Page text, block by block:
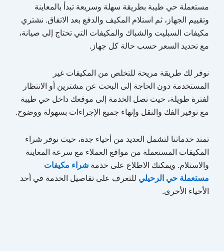
مستعملة حي طيبة بطريقة سهلة وسريعة تبدأ بالمعاينة
وتقييم الجهاز، ثم استلام المكيف والدفع بعد الاتفاق. نشتري
مكيفات السبليت والشباك والمكيفات التي تحتاج إلى صيانة،
مع تحديد السعر حسب حالة كل جهاز.
نوفر لك طريقة مريحة للتخلص من المكيفات غير
المستخدمة دون الحاجة إلى البحث عن مشترين أو الانتظار
لفترة طويلة، حيث تصل الخدمة إلى موقعك داخل حي طيبة
مع توفير الفك والنقل وإنهاء جميع الإجراءات بسهولة ووضوح.
تمتد خدماتنا لتشمل العديد من أحياء جدة، حيث نوفر شراء
المكيفات المستعملة من مواقع العملاء مع سرعة المعاينة
والاستلام. ويمكنك الاطلاع على خدمة شراء مكيفات
مستعملة حي الرحيلي للتعرف على تفاصيل الخدمة في أحد
الأحياء الأخرى.